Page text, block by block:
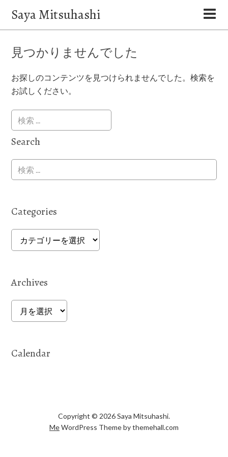
Saya Mitsuhashi
見つかりませんでした
お探しのコンテンツを見つけられませんでした。検索を
お試しください。
Search
Categories
Categories
Archives
Archives
Calendar
Copyright © 2026 Saya Mitsuhashi.
MeWordPress Theme by themehall.com